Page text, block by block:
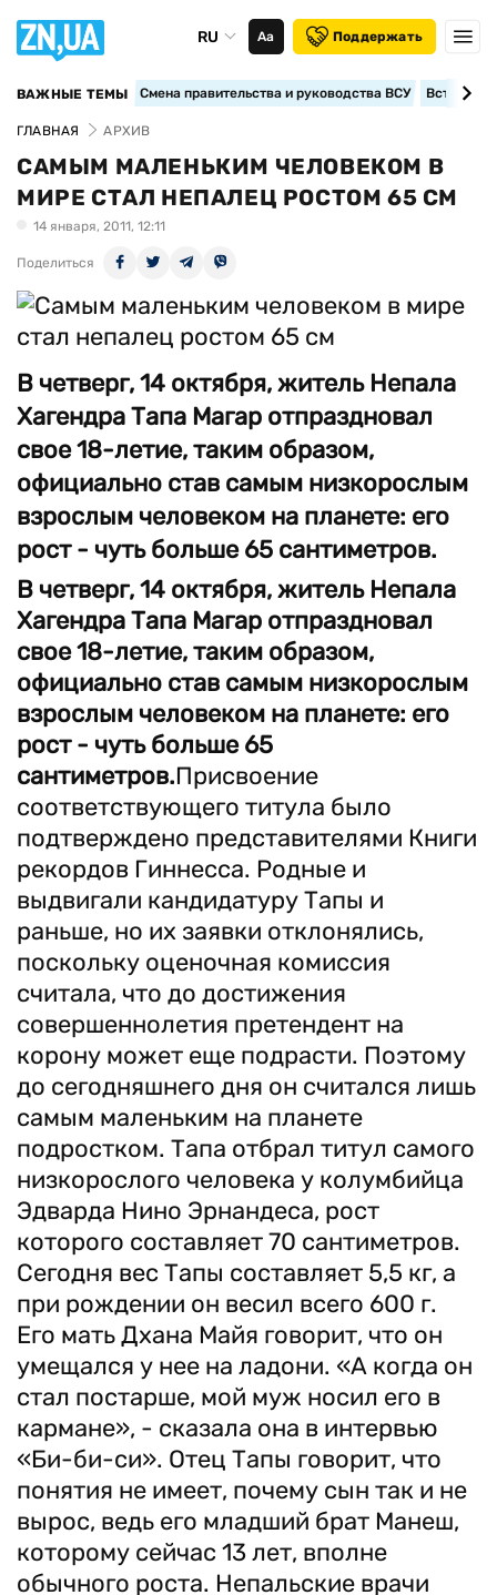
RU Аа Поддержать
ВАЖНЫЕ ТЕМЫ Смена правительства и руководства ВСУ
ГЛАВНАЯ АРХИВ
САМЫМ МАЛЕНЬКИМ ЧЕЛОВЕКОМ В
МИРЕ СТАЛ НЕПАЛЕЦ РОСТОМ 65 СМ
14 января, 2011, 12:11
Поделиться
В четверг, 14 октября, житель Непала
Хагендра Тапа Магар отпраздновал
свое 18-летие, таким образом,
официально став самым низкорослым
взрослым человеком на планете: его
рост - чуть больше 65 сантиметров.
В четверг, 14 октября, житель Непала
Хагендра Тапа Магар отпраздновал
свое 18-летие, таким образом,
официально став самым низкорослым
взрослым человеком на планете: его
рост - чуть больше 65
сантиметров.Присвоение
соответствующего титула было
подтверждено представителями Книги
рекордов Гиннесса. Родные и
выдвигали кандидатуру Тапы и
раньше, но их заявки отклонялись,
поскольку оценочная комиссия
считала, что до достижения
совершеннолетия претендент на
корону может еще подрасти. Поэтому
до сегодняшнего дня он считался лишь
самым маленьким на планете
подростком. Тапа отбрал титул самого
низкорослого человека у колумбийца
Эдварда Нино Эрнандеса, рост
которого составляет 70 сантиметров.
Сегодня вес Тапы составляет 5,5 кг, а
при рождении он весил всего 600 г.
Его мать Дхана Майя говорит, что он
умещался у нее на ладони. «А когда он
стал постарше, мой муж носил его в
кармане», - сказала она в интервью
«Би-би-си». Отец Тапы говорит, что
понятия не имеет, почему сын так и не
вырос, ведь его младший брат Манеш,
которому сейчас 13 лет, вполне
обычного роста. Непальские врачи